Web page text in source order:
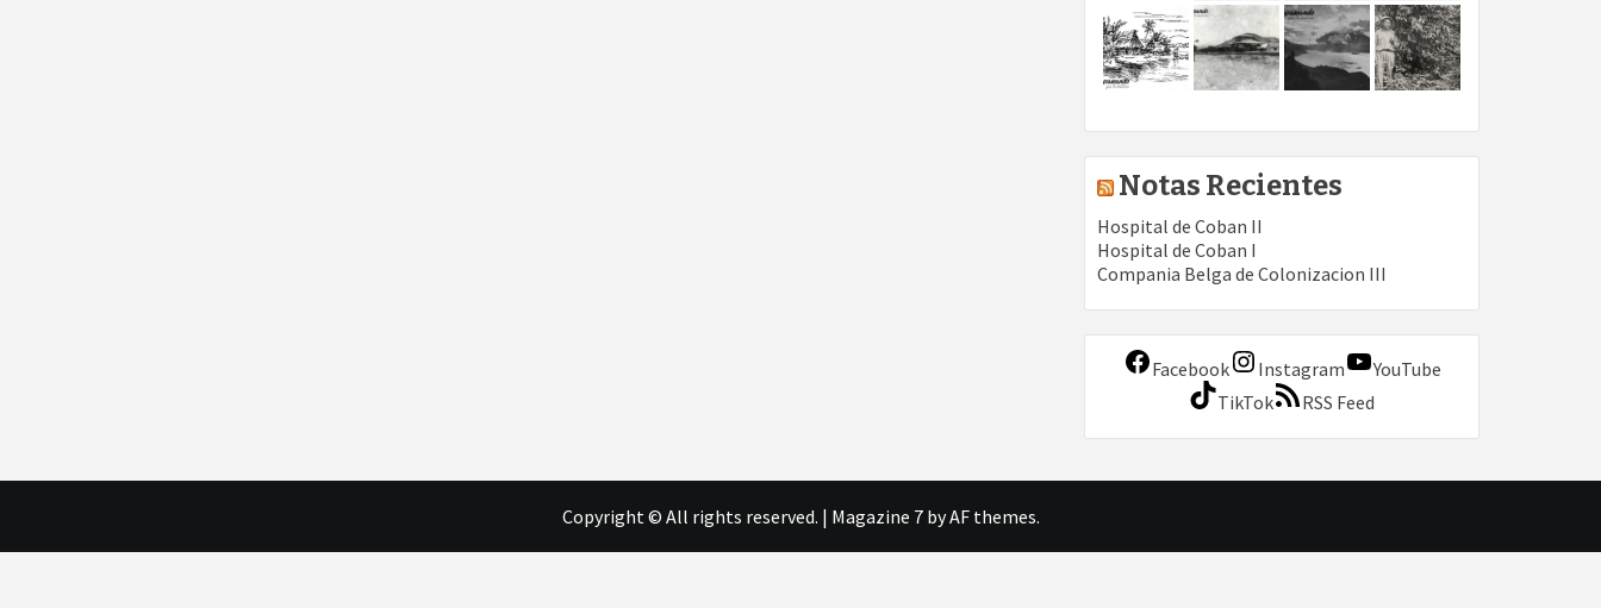
Notas Recientes
Hospital de Coban II
Hospital de Coban I
Compania Belga de Colonizacion III
Facebook Instagram
YouTube
TikTok
RSS Feed
Copyright © All rights reserved. | Magazine 7by AF themes.